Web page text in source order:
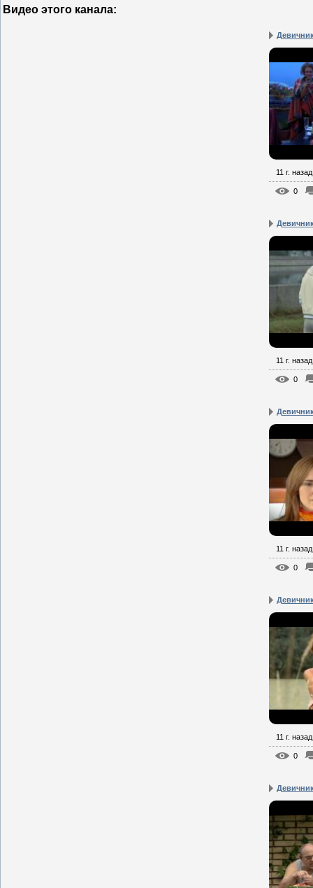
Видео этого канала:
11 г. назад
0
11 г. назад
0
11 г. назад
0
11 г. назад
0